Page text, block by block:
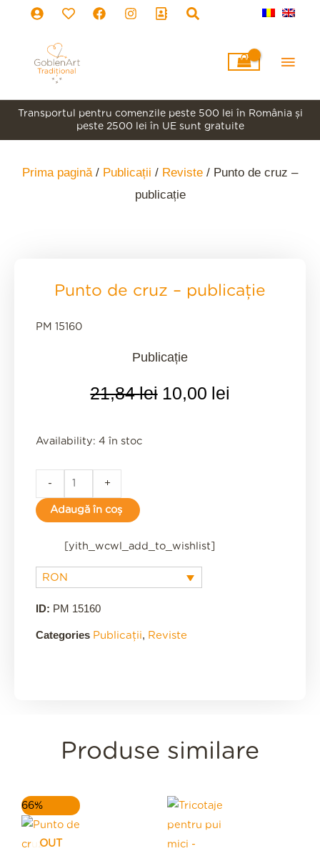
Transportul pentru comenzile peste 500 lei în România şi
peste 2500 lei în UE sunt gratuite
Prima pagină/ Publicații / Reviste / Punto de cruz –
publicație
Punto de cruz – publicație
PM 15160
Publicație
21,84lei Prețul
inițial
10,00 lei
Availability: 4 în stoc
Punto
-
publicație
- +
Adaugă în coș
[yith_wcwl_add_to_wishlist]
RON
ID: PM 15160
Categories Publicații, Reviste
Produse similare
66%
OUT
Prețul
inițial
a
fost:
29,60 lei.
Prețul
curent
este:
10,00 lei.